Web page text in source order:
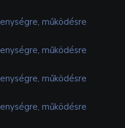
működésre
működésre
működésre
működésre